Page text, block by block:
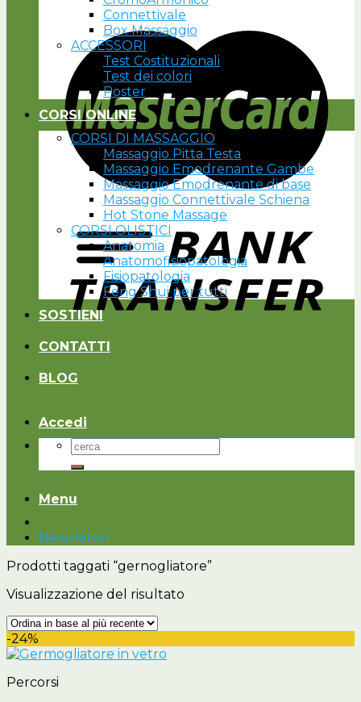
Connettivale
Box Massaggio
ACCESSORI
Test Costituzionali
Test dei colori
Poster
CORSI ONLINE
CORSI DI MASSAGGIO
Massaggio Pitta Testa
Massaggio Emodrenante Gambe
Massaggio Emodrenante di base
Massaggio Connettivale Schiena
Hot Stone Massage
CORSI OLISTICI
Anatomia
Anatomofisiopatologia
Fisiopatologia
Feng Shui per tutti
SOSTIENI
CONTATTI
BLOG
Accedi
Cerca:
Menu
Newsletter
Prodotti taggati “gernogliatore”
Visualizzazione del risultato
-24%
Percorsi